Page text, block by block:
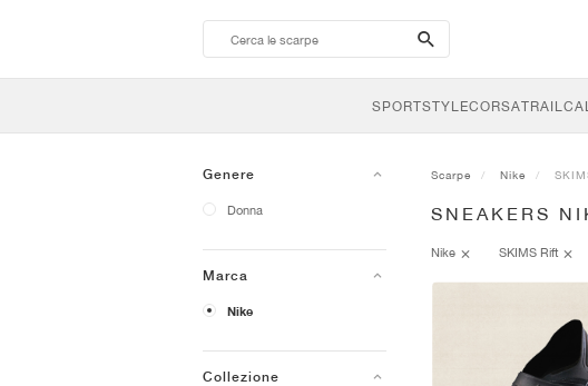
search-
btn
SPORTSTYLECORSATRAIL
Genere
Donna
Marca
Nike
Collezione
Scarpe Nike
SNEAKERS
Nike SKIMS Rift